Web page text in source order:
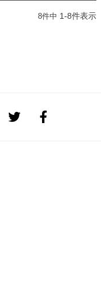
8件中 1-8件表示